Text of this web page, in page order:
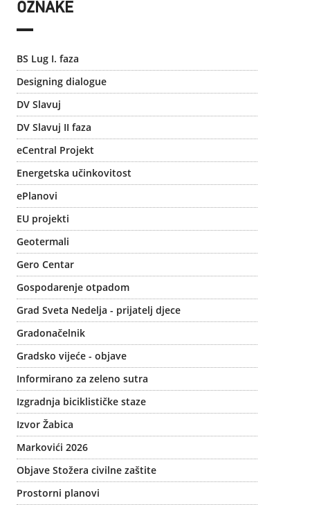
OZNAKE
BS Lug I. faza
Designing dialogue
DV Slavuj
DV Slavuj II faza
eCentral Projekt
Energetska učinkovitost
ePlanovi
EU projekti
Geotermali
Gero Centar
Gospodarenje otpadom
Grad Sveta Nedelja - prijatelj djece
Gradonačelnik
Gradsko vijeće - objave
Informirano za zeleno sutra
Izgradnja biciklističke staze
Izvor Žabica
Markovići 2026
Objave Stožera civilne zaštite
Prostorni planovi